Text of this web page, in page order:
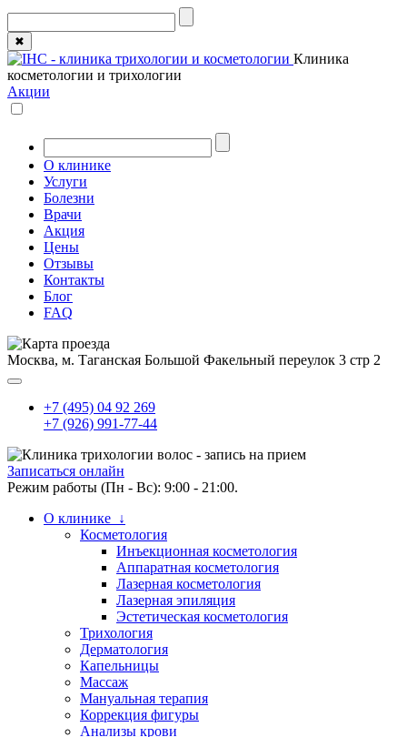
✖
Клиника
косметологии и трихологии
Акции
О клинике
Услуги
Болезни
Врачи
Акция
Цены
Отзывы
Контакты
Блог
FAQ
Москва, м. Таганская Большой Факельный переулок 3 стр 2
+7 (495) 04 92 269
+7 (926) 991-77-44
Записаться онлайн
Режим работы (Пн - Вс): 9:00 - 21:00.
О клинике ↓
Косметология
Инъекционная косметология
Аппаратная косметология
Лазерная косметология
Лазерная эпиляция
Эстетическая косметология
Трихология
Дерматология
Капельницы
Массаж
Мануальная терапия
Коррекция фигуры
Анализы крови